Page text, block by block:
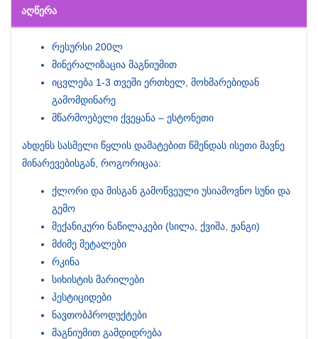
ᲐᲦᲬᲔᲠᲐ
რესურსი 200ლ
მინერალიზაცია მაგნიუმით
იცვლება 1-3 თვეში ერთხელ, მოხმარებიდან
გამომდინარე
მწარმოებელი ქვეყანა – ესტონეთი
ახდენს სასმელი წყლის დამატებით წმენდას ისეთი მავნე
მინარევებისგან, როგორიცაა:
ქლორი და მისგან გამოწვეული უსიამოვნო სუნი და
გემო
მექანიკური ნაწილაკები (სილა, ქვიშა, ჟანგი)
მძიმე მეტალები
რკინა
სიხისტის მარილები
პესტიციდები
ნავთობპროდუქტები
მაგნიუმით გამდიდრება